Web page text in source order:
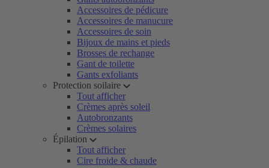
Accessoires de pédicure
Accessoires de manucure
Accessoires de soin
Bijoux de mains et pieds
Brosses de rechange
Gant de toilette
Gants exfoliants
Protection soilaire
Tout afficher
Crèmes après soleil
Autobronzants
Crèmes solaires
Épilation
Tout afficher
Cire froide & chaude